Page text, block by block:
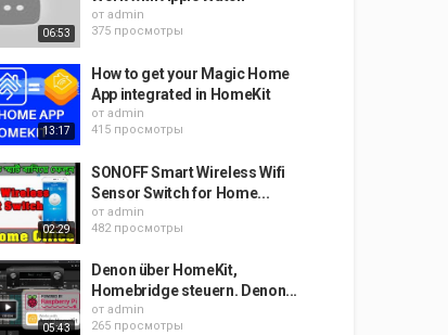
06:53
от admin
375 просмотры
13:17
How to get your Magic Home
App integrated in HomeKit
от admin
415 просмотры
02:29
SONOFF Smart Wireless Wifi
Sensor Switch for Home...
от admin
482 просмотры
05:43
Denon über HomeKit,
Homebridge steuern. Denon...
от admin
265 просмотры